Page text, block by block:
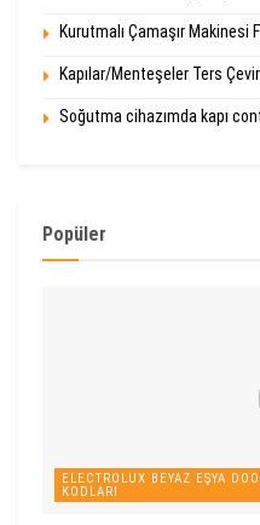
Kurutmalı Çamaşır Makinesi
Kapılar/Menteşeler Ters
Soğutma cihazımda kapı
Popüler
ELECTROLUX BEYAZ EŞYA
KODLARI